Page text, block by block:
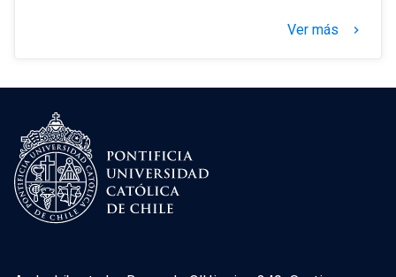
Ver más keyboard_arrow_right